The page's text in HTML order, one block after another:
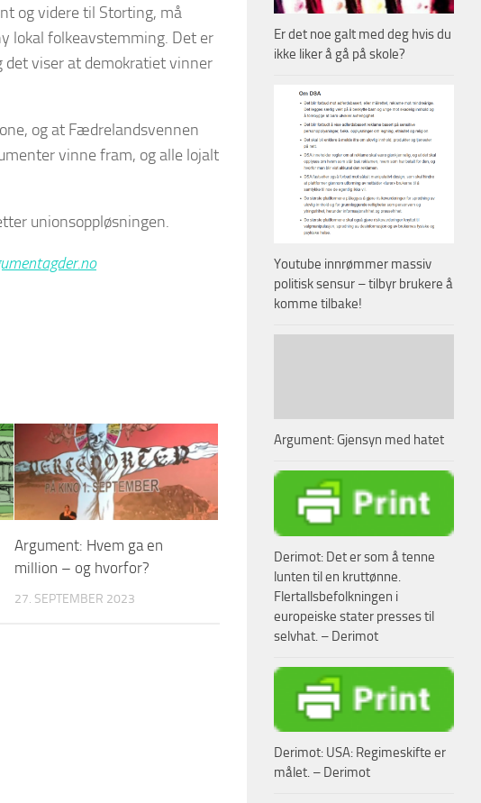
og videre til Storting, må
lokal folkeavstemming. Det er
det viser at demokratiet vinner
og at Fædrelandsvennen
vinne fram, og alle lojalt
unionsoppløsningen.
Argument: Hvem ga en
million – og hvorfor?
27. SEPTEMBER 2023
Er det noe galt med deg hvis du
ikke liker å gå på skole?
Youtube innrømmer massiv
politisk sensur – tilbyr brukere å
komme tilbake!
Argument: Gjensyn med hatet
Derimot: Det er som å tenne
lunten til en kruttønne.
Flertallsbefolkningen i
europeiske stater presses til
selvhat. – Derimot
Derimot: USA: Regimeskifte er
målet. – Derimot